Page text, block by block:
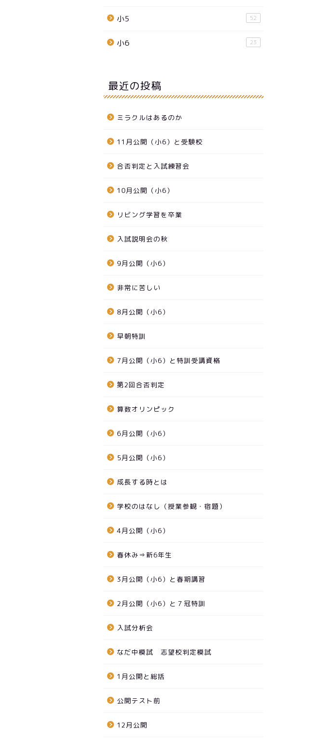
小5 52
小6 23
最近の投稿
ミラクルはあるのか
11月公開（小6）と受験校
合否判定と入試練習会
10月公開（小6）
リビング学習を卒業
入試説明会の秋
9月公開（小6）
非常に苦しい
8月公開（小6）
早朝特訓
7月公開（小6）と特訓受講資格
第2回合否判定
算数オリンピック
6月公開（小6）
5月公開（小6）
成長する時とは
学校のはなし（授業参観・宿題）
4月公開（小6）
春休み⇒新6年生
3月公開（小6）と春期講習
2月公開（小6）と７冠特訓
入試分析会
なだ中模試 志望校判定模試
1月公開と総括
公開テスト前
12月公開